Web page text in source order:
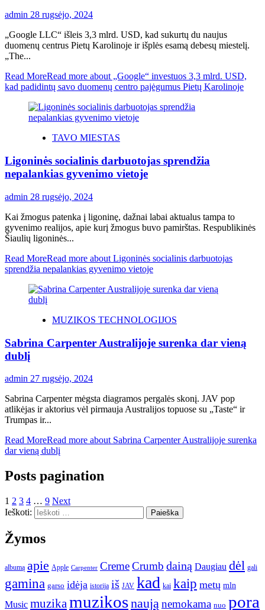
admin 28 rugsėjo, 2024
„Google LLC“ išleis 3,3 mlrd. USD, kad sukurtų du naujus
duomenų centrus Pietų Karolinoje ir išplės esamą debesų miestelį.
„The...
Read MoreRead more about „Google“ investuos 3,3 mlrd. USD,
kad padidintų savo duomenų centro pajėgumus Pietų Karolinoje
TAVO MIESTAS
Ligoninės socialinis darbuotojas sprendžia
nepalankias gyvenimo vietoje
admin 28 rugsėjo, 2024
Kai žmogus patenka į ligoninę, dažnai labai aktualus tampa to
gyvenimo realijos, apie kurį žmogus buvo pamirštas. Respublikinės
Šiaulių ligoninės...
Read MoreRead more about Ligoninės socialinis darbuotojas
sprendžia nepalankias gyvenimo vietoje
MUZIKOS TECHNOLOGIJOS
Sabrina Carpenter Australijoje surenka dar vieną
dublį
admin 27 rugsėjo, 2024
Sabrina Carpenter mėgsta diagramos pergalės skonį. JAV pop
atlikėjas ir aktorius vėl pirmauja Australijos topuose su „Taste“ ir
Trumpas ir...
Read MoreRead more about Sabrina Carpenter Australijoje surenka
dar vieną dublį
Posts pagination
1 2 3 4 … 9 Next
Ieškoti:
Žymos
albumą apie Apple Carpenter CremeCrumb dainą Daugiau dėl gali
gamina garso idėja istorija iš JAV kad kai kaip metų mln
Music muzikamuzikosnaują nemokama nuo pora